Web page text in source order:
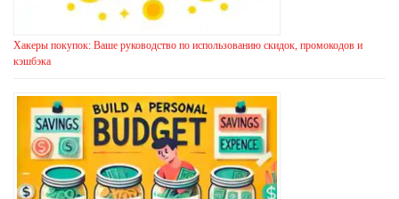
Хакеры покупок: Ваше руководство по использованию скидок, промокодов и
кэшбэка